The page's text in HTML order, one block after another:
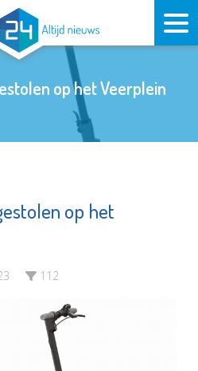
op het Veerplein
op het
112